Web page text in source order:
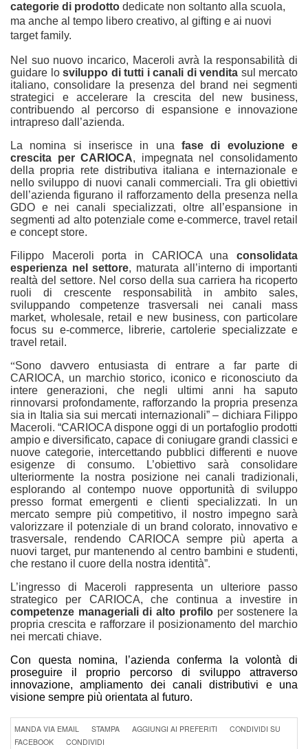
categorie di prodotto dedicate non soltanto alla scuola,
ma anche al tempo libero creativo, al gifting e ai nuovi
target family.
Nel suo nuovo incarico, Maceroli avrà la responsabilità di
guidare lo sviluppo di tutti i canali di vendita sul mercato
italiano, consolidare la presenza del brand nei segmenti
strategici e accelerare la crescita del new business,
contribuendo al percorso di espansione e innovazione
intrapreso dall’azienda.
La nomina si inserisce in una fase di evoluzione e
crescita per CARIOCA, impegnata nel consolidamento
della propria rete distributiva italiana e internazionale e
nello sviluppo di nuovi canali commerciali. Tra gli obiettivi
dell’azienda figurano il rafforzamento della presenza nella
GDO e nei canali specializzati, oltre all’espansione in
segmenti ad alto potenziale come e-commerce, travel retail
e concept store.
Filippo Maceroli porta in CARIOCA una consolidata
esperienza nel settore, maturata all’interno di importanti
realtà del settore. Nel corso della sua carriera ha ricoperto
ruoli di crescente responsabilità in ambito sales,
sviluppando competenze trasversali nei canali mass
market, wholesale, retail e new business, con particolare
focus su e-commerce, librerie, cartolerie specializzate e
travel retail.
“Sono davvero entusiasta di entrare a far parte di
CARIOCA, un marchio storico, iconico e riconosciuto da
intere generazioni, che negli ultimi anni ha saputo
rinnovarsi profondamente, rafforzando la propria presenza
sia in Italia sia sui mercati internazionali” – dichiara Filippo
Maceroli. “CARIOCA dispone oggi di un portafoglio prodotti
ampio e diversificato, capace di coniugare grandi classici e
nuove categorie, intercettando pubblici differenti e nuove
esigenze di consumo. L’obiettivo sarà consolidare
ulteriormente la nostra posizione nei canali tradizionali,
esplorando al contempo nuove opportunità di sviluppo
presso format emergenti e clienti specializzati. In un
mercato sempre più competitivo, il nostro impegno sarà
valorizzare il potenziale di un brand colorato, innovativo e
trasversale, rendendo CARIOCA sempre più aperta a
nuovi target, pur mantenendo al centro bambini e studenti,
che restano il cuore della nostra identità”.
L’ingresso di Maceroli rappresenta un ulteriore passo
strategico per CARIOCA, che continua a investire in
competenze manageriali di alto profilo per sostenere la
propria crescita e rafforzare il posizionamento del marchio
nei mercati chiave.
Con questa nomina, l’azienda conferma la volontà di
proseguire il proprio percorso di sviluppo attraverso
innovazione, ampliamento dei canali distributivi e una
visione sempre più orientata al futuro.
MANDA VIA EMAIL STAMPA AGGIUNGI AI PREFERITI
CONDIVIDI SU
FACEBOOK
CONDIVIDI